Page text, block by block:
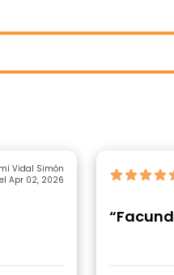
Vidal Simón
Apr 02, 2026